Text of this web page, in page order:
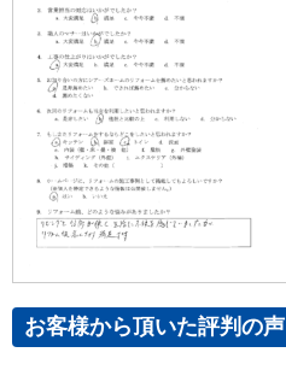
お客様から頂いた評判の声